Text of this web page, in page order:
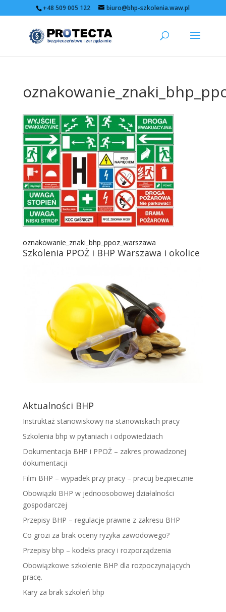
+48 509 005 122 biuro@bhp-szkolenia.waw.pl
oznakowanie_znaki_bhp_ppoz_warszawa
Szkolenia PPOŻ i BHP Warszawa i okolice
Aktualności BHP
Instruktaż stanowiskowy na stanowiskach pracy
Szkolenia bhp w pytaniach i odpowiedziach
Dokumentacja BHP i PPOŻ – zakres prowadzonej
dokumentacji
Film BHP – wypadek przy pracy – pracuj bezpiecznie
Obowiązki BHP w jednoosobowej działalności
gospodarczej
Przepisy BHP – regulacje prawne z zakresu BHP
Co grozi za brak oceny ryzyka zawodowego?
Przepisy bhp – kodeks pracy i rozporządzenia
Obowiązkowe szkolenie BHP dla rozpoczynających
pracę.
Kary za brak szkoleń bhp